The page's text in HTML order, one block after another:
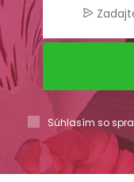
Súhlasím so